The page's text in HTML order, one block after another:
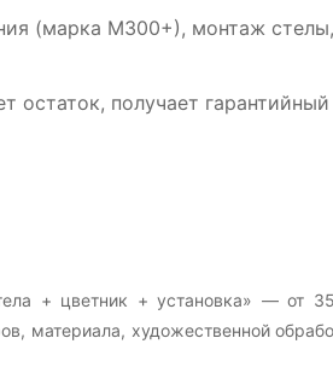
(марка М300+), монтаж стелы,
остаток, получает
+ цветник + установка» — от
материала, художественной